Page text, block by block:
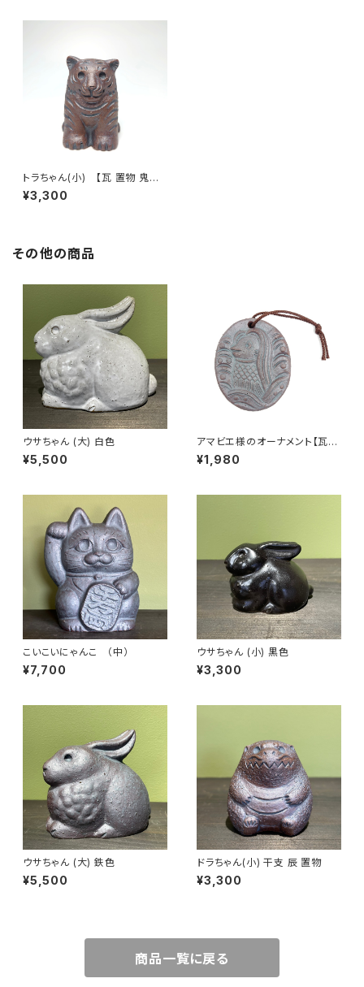
トラちゃん(小) 【瓦 置物 鬼瓦
陶】安田瓦
¥3,300
その他の商品
ウサちゃん (大) 白色
¥5,500
アマビエ様のオーナメント【瓦
置物 鬼瓦 陶】安田瓦
¥1,980
こいこいにゃんこ （中）
¥7,700
ウサちゃん (小) 黒色
¥3,300
ウサちゃん (大) 鉄色
¥5,500
ドラちゃん(小) 干支 辰 置物
¥3,300
商品一覧に戻る